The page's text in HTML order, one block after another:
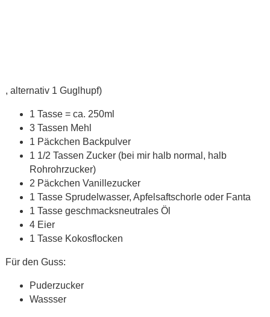
, alternativ 1 Guglhupf)
1 Tasse = ca. 250ml
3 Tassen Mehl
1 Päckchen Backpulver
1 1/2 Tassen Zucker (bei mir halb normal, halb
Rohrohrzucker)
2 Päckchen Vanillezucker
1 Tasse Sprudelwasser, Apfelsaftschorle oder Fanta
1 Tasse geschmacksneutrales Öl
4 Eier
1 Tasse Kokosflocken
Für den Guss:
Puderzucker
Wassser